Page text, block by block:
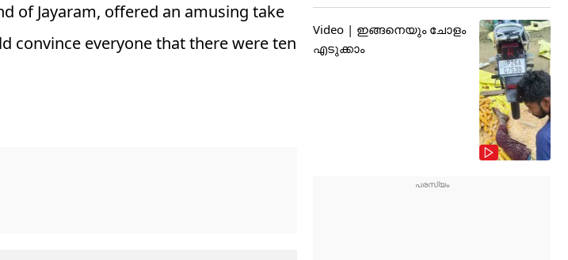
of Jayaram, offered an amusing take
convince everyone that there were ten
Video | ഇങ്ങനെയും ചോളം
എടുക്കാം